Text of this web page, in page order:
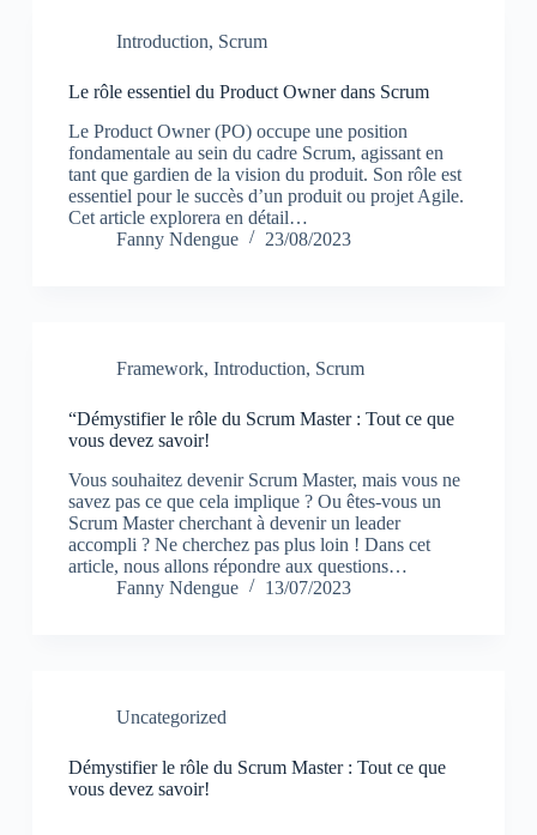
Introduction, Scrum
Le rôle essentiel du Product Owner dans Scrum
Le Product Owner (PO) occupe une position
fondamentale au sein du cadre Scrum, agissant en
tant que gardien de la vision du produit. Son rôle est
essentiel pour le succès d’un produit ou projet Agile.
Cet article explorera en détail…
Fanny Ndengue
23/08/2023
Framework, Introduction, Scrum
“Démystifier le rôle du Scrum Master : Tout ce que
vous devez savoir!
Vous souhaitez devenir Scrum Master, mais vous ne
savez pas ce que cela implique ? Ou êtes-vous un
Scrum Master cherchant à devenir un leader
accompli ? Ne cherchez pas plus loin ! Dans cet
article, nous allons répondre aux questions…
Fanny Ndengue
13/07/2023
Uncategorized
Démystifier le rôle du Scrum Master : Tout ce que
vous devez savoir!